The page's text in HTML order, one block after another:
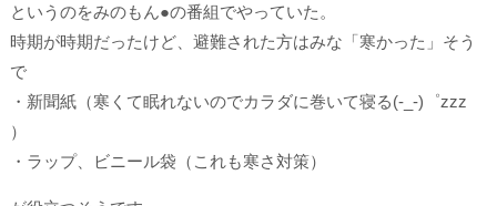
というのをみのもん●の番組でやっていた。
時期が時期だったけど、避難された方はみな「寒かった」そう
で
・新聞紙（寒くて眠れないのでカラダに巻いて寝る(-_-)゜zzz
）
・ラップ、ビニール袋（これも寒さ対策）